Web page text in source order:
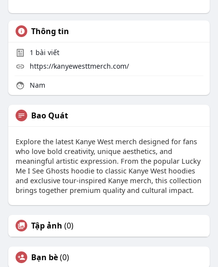
Thông tin
1 bài viết
https://kanyewesttmerch.com/
Nam
Bao Quát
Explore the latest Kanye West merch designed for fans
who love bold creativity, unique aesthetics, and
meaningful artistic expression. From the popular Lucky
Me I See Ghosts hoodie to classic Kanye West hoodies
and exclusive tour-inspired Kanye merch, this collection
brings together premium quality and cultural impact.
Tập ảnh (0)
Bạn bè(0)